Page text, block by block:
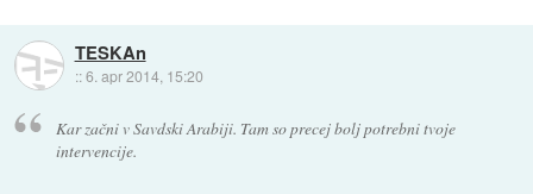
TESKAn
::6. apr 2014, 15:20
Kar začni v Savdski Arabiji. Tam so precej bolj potrebni tvoje
intervencije.